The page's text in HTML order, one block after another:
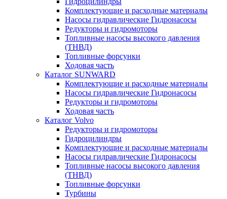
Комплектующие и расходные материалы
Насосы гидравлические Гидронасосы
Редукторы и гидромоторы
Топливные насосы высокого давления
(ТНВД)
Топливные форсунки
Ходовая часть
Каталог SUNWARD
Комплектующие и расходные материалы
Насосы гидравлические Гидронасосы
Редукторы и гидромоторы
Ходовая часть
Каталог Volvo
Редукторы и гидромоторы
Гидроцилиндры
Комплектующие и расходные материалы
Насосы гидравлические Гидронасосы
Топливные насосы высокого давления
(ТНВД)
Топливные форсунки
Турбины